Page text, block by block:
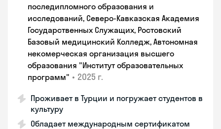
последипломного образования и
исследований, Северо-Кавказская Академия
Государственных Служащих, Ростовский
Базовый медицинский Колледж, Автономная
некомерческая организация высшего
образования "Институт образовательных
программ" • 2025 г.
Проживает в Турции и погружает студентов в
культуру
Обладает международным сертификатом